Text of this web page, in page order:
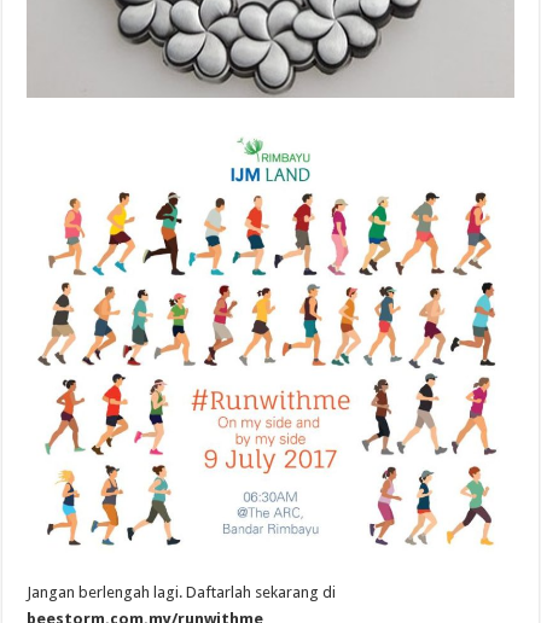
Jangan berlengah lagi. Daftarlah sekarang di
beestorm.com.my/runwithme